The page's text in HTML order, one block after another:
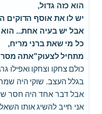
הוא כזה גדול,
יש לו את אוסף הדוקים
אבל יש בעיה אחת...
כל מי שאת ברני מריח,
מתחיל לצעוק"אתה
כולם צחקו וצחקו ואפילו
בגלל העצב. שוקי היה
אבל דבר אחד היה חסר
אני חייב להשיג אותו